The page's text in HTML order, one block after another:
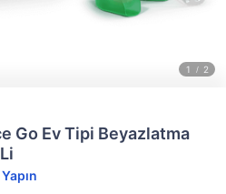
Go Ev Tipi Beyazlatma